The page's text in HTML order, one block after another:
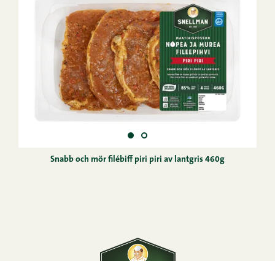
Snabb och mör filébiff piri piri av lantgris 460g